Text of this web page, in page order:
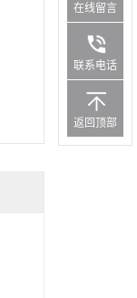
在线留言
联系电话
返回顶部